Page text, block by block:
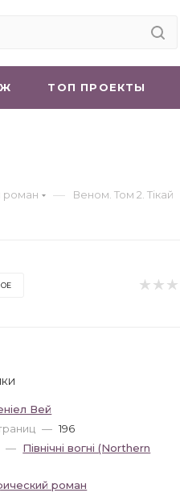
ТОП ПРОЕКТЫ
роман — Веном. Том 2. Тікай
Вей
— 196
— Північні вогні (Northern
роман